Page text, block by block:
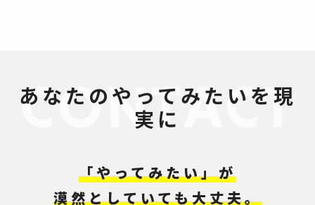
あなたのやってみたいを現
実に
「やってみたい」が
漠然としていても大丈夫。